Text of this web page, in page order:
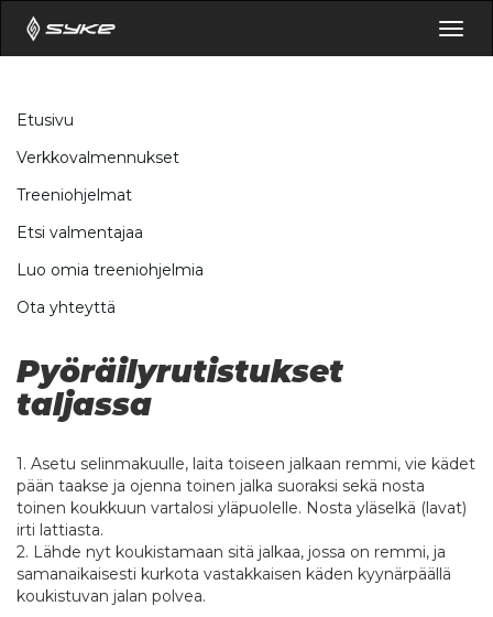
Etusivu
Verkkovalmennukset
Treeniohjelmat
Etsi valmentajaa
Luo omia treeniohjelmia
Ota yhteyttä
Pyöräilyrutistukset
taljassa
1. Asetu selinmakuulle, laita toiseen jalkaan remmi, vie kädet
pään taakse ja ojenna toinen jalka suoraksi sekä nosta
toinen koukkuun vartalosi yläpuolelle. Nosta yläselkä (lavat)
irti lattiasta.
2. Lähde nyt koukistamaan sitä jalkaa, jossa on remmi, ja
samanaikaisesti kurkota vastakkaisen käden kyynärpäällä
koukistuvan jalan polvea.